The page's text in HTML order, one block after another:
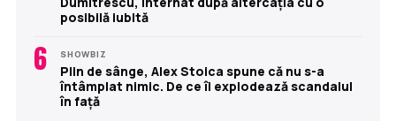
posibilă iubită
6 SHOWBIZ
Plin de sânge, Alex Stoica spune că nu s-a
întâmplat nimic. De ce îi explodează scandalul
în față